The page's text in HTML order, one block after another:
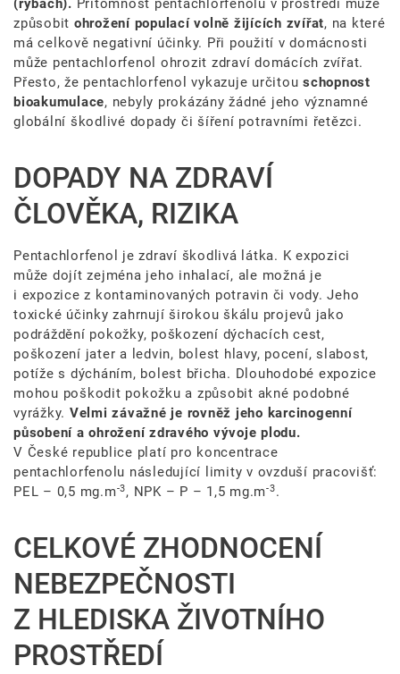
(rybách). Přítomnost pentachlorfenolu v prostředí může
způsobit ohrožení populací volně žijících zvířat, na které
má celkově negativní účinky. Při použití v domácnosti
může pentachlorfenol ohrozit zdraví domácích zvířat.
Přesto, že pentachlorfenol vykazuje určitou schopnost
bioakumulace, nebyly prokázány žádné jeho významné
globální škodlivé dopady či šíření potravními řetězci.
DOPADY NA ZDRAVÍ
ČLOVĚKA, RIZIKA
Pentachlorfenol je zdraví škodlivá látka. K expozici
může dojít zejména jeho inhalací, ale možná je
i expozice z kontaminovaných potravin či vody. Jeho
toxické účinky zahrnují širokou škálu projevů jako
podráždění pokožky, poškození dýchacích cest,
poškození jater a ledvin, bolest hlavy, pocení, slabost,
potíže s dýcháním, bolest břicha. Dlouhodobé expozice
mohou poškodit pokožku a způsobit akné podobné
vyrážky. Velmi závažné je rovněž jeho karcinogenní
působení a ohrožení zdravého vývoje plodu.
V České republice platí pro koncentrace
pentachlorfenolu následující limity v ovzduší pracovišť:
PEL – 0,5 mg.m-3, NPK – P – 1,5 mg.m-3.
CELKOVÉ ZHODNOCENÍ
NEBEZPEČNOSTI
Z HLEDISKA ŽIVOTNÍHO
PROSTŘEDÍ